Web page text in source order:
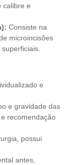
calibre e
Consiste na
microincisões
e
e gravidade das
recomendação
possui
antes,